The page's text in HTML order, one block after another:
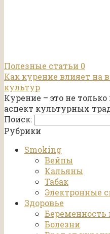
Полезные статьи 0
Как курение влияет на
культур
Курение – это не
аспект культурных
Поиск:
Рубрики
Smoking
Вейпы
Кальяны
Табак
Электронные
Здоровье
Беременность
Болезни